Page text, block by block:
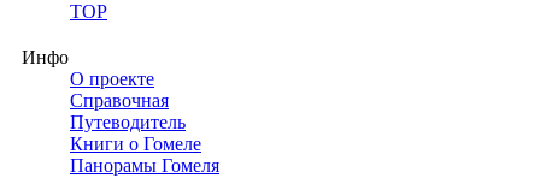
TOP
Инфо
О проекте
Справочная
Путеводитель
Книги о Гомеле
Панорамы Гомеля